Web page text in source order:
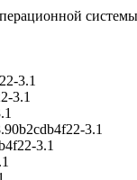
3.1
3.1
3.1
3.1